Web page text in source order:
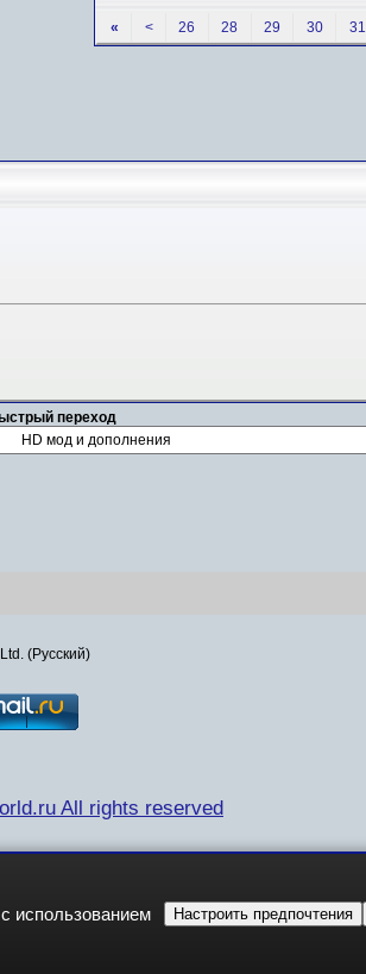
« < 26 28 29 30 31
переход
(Русский)
All rights reserved
использованием
Настроить предпочтения